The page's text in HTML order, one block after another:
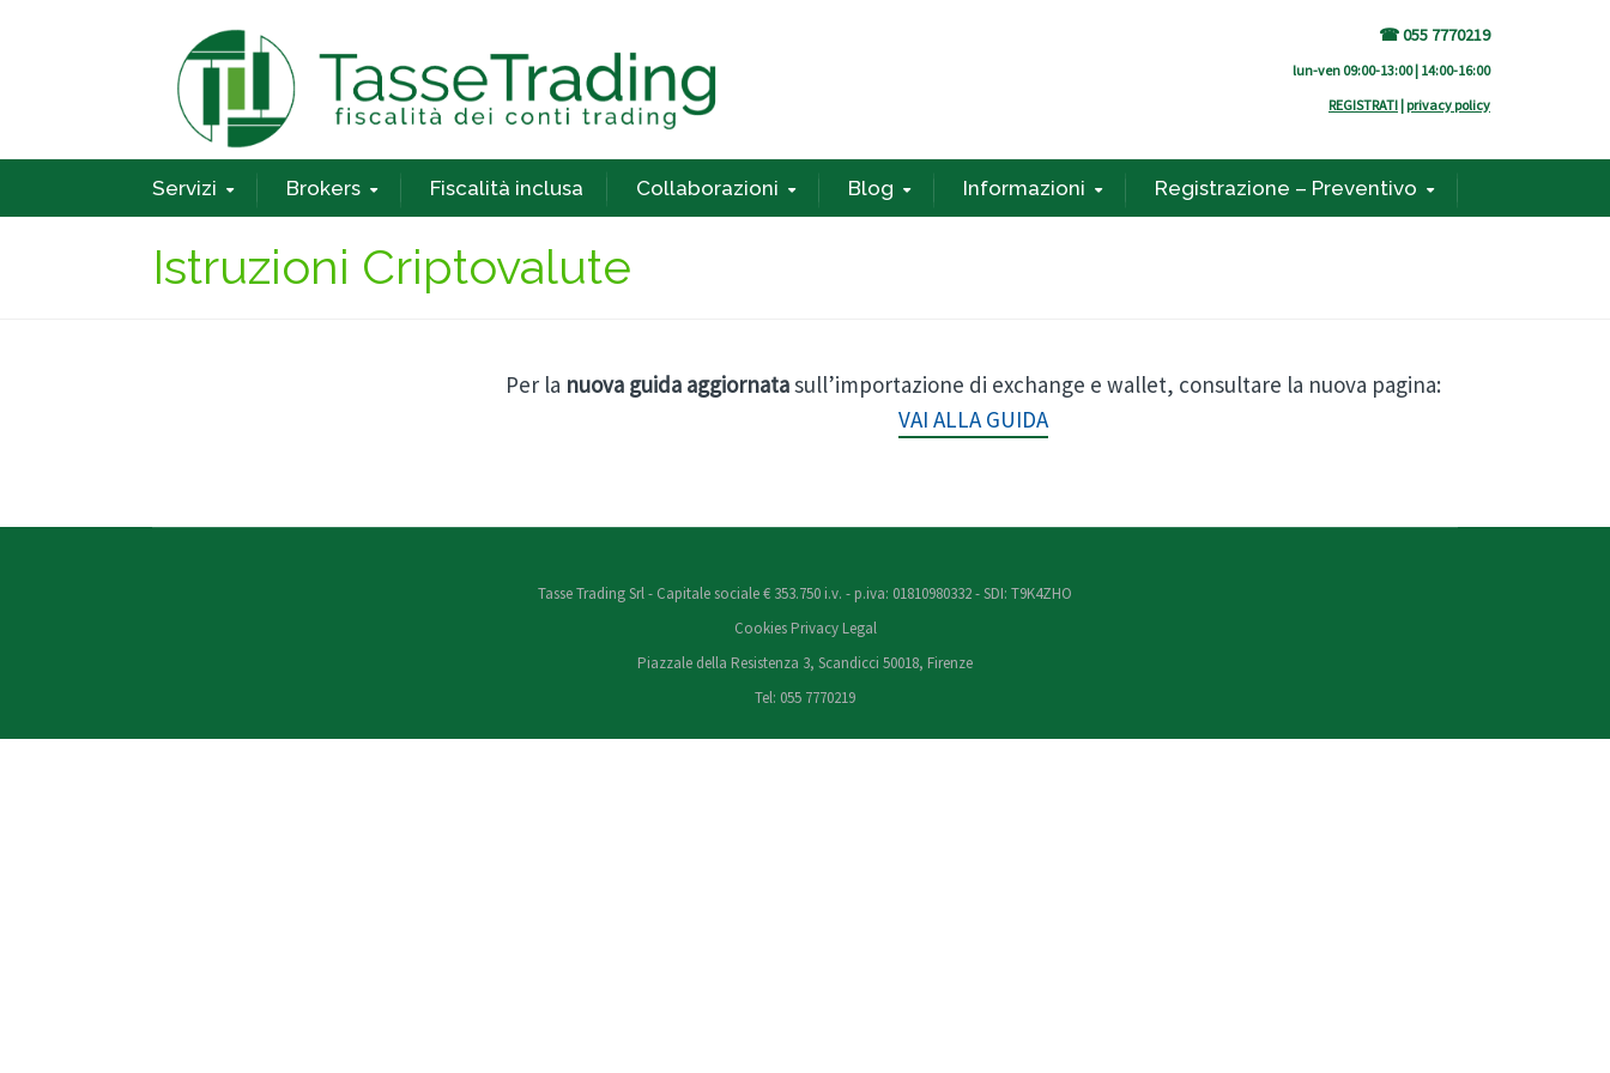
☎ 055 7770219
lun-ven 09:00-13:00 | 14:00-16:00
REGISTRATI | privacy policy
Servizi Brokers Fiscalità inclusa Collaborazioni Blog Informazioni Registrazione – Preventivo
Istruzioni Criptovalute
Per la nuova guida aggiornatasull’importazione di exchange e wallet, consultare la nuova pagina:
VAI ALLA GUIDA
Tasse Trading Srl - Capitale sociale € 353.750 i.v. - p.iva: 01810980332 - SDI: T9K4ZHO
Cookies Privacy Legal
Piazzale della Resistenza 3, Scandicci 50018, Firenze
Tel: 055 7770219